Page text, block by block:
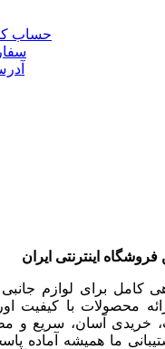
حساب
اینترنتی ایران
کامل برای لوازم جانبی
محصولات با کیفیت
خریدی آسان، سریع و
ما همیشه آماده